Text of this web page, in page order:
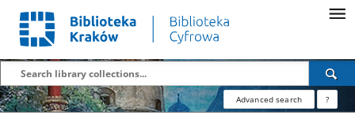
Advanced search ?